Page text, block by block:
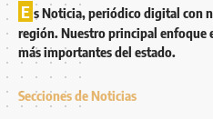
E s Noticia, periódico digital con
región. Nuestro principal enfoque
más importantes del estado.
Secciones de Noticias